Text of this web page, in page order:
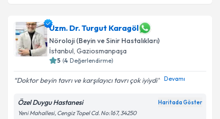
Uzm. Dr. Turgut Karagöl
Nöroloji (Beyin ve Sinir Hastalıkları)
İstanbul, Gaziosmanpaşa
5 (4 Değerlendirme)
Doktor beyin tavrı ve karşılayıcı tavrı çok iyiydi Devamı
Özel Duygu Hastanesi Haritada Göster
Yeni Mahallesi, Cengiz Topel Cd. No:167, 34250